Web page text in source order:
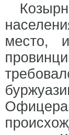
место,